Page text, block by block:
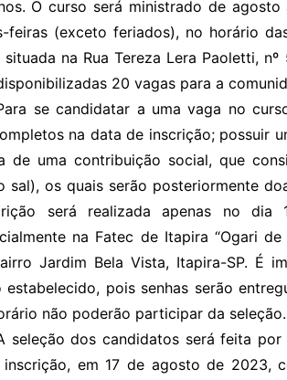
O curso será ministrado de
feiras (exceto feriados), no horário
situada na Rua Tereza Lera Paoletti,
20 vagas para a
se candidatar a uma vaga no
na data de inscrição; possuir
de uma contribuição social, que
sal), os quais serão posteriormente
será realizada apenas no
na Fatec de Itapira “Ogari
Jardim Bela Vista, Itapira-SP. É
estabelecido, pois senhas serão
não poderão participar da seleção.
seleção dos candidatos será feita
em 17 de agosto de 2023,